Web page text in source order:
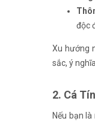
độc
Xu hướng
sắc, ý nghĩa.
2. Cá
Nếu bạn